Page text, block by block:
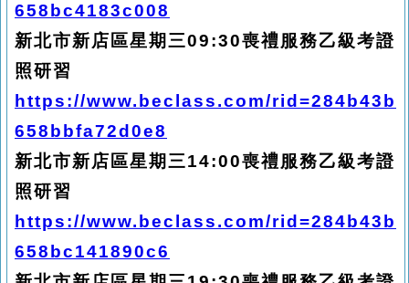
658bc4183c008
新北市新店區星期三09:30喪禮服務乙級考證
照研習
https://www.beclass.com/rid=284b43b
658bbfa72d0e8
新北市新店區星期三14:00喪禮服務乙級考證
照研習
https://www.beclass.com/rid=284b43b
658bc141890c6